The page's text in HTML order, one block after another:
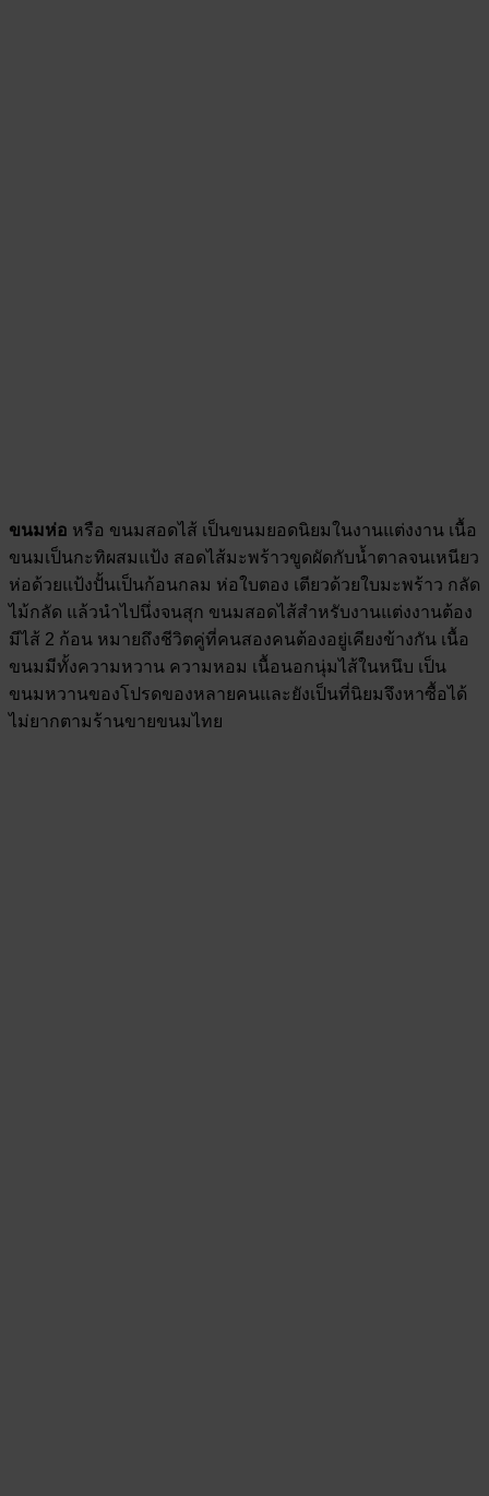
ขนมห่อ หรือ ขนมสอดไส้ เป็นขนมยอดนิยมในงานแต่งงาน เนื้อ
ขนมเป็นกะทิผสมแป้ง สอดไส้มะพร้าวขูดผัดกับน้ำตาลจนเหนียว
ห่อด้วยแป้งปั้นเป็นก้อนกลม ห่อใบตอง เตียวด้วยใบมะพร้าว กลัด
ไม้กลัด แล้วนำไปนึ่งจนสุก ขนมสอดไส้สำหรับงานแต่งงานต้อง
มีไส้ 2 ก้อน หมายถึงชีวิตคู่ที่คนสองคนต้องอยู่เคียงข้างกัน เนื้อ
ขนมมีทั้งความหวาน ความหอม เนื้อนอกนุ่มไส้ในหนึบ เป็น
ขนมหวานของโปรดของหลายคนและยังเป็นที่นิยมจึงหาซื้อได้
ไม่ยากตามร้านขายขนมไทย